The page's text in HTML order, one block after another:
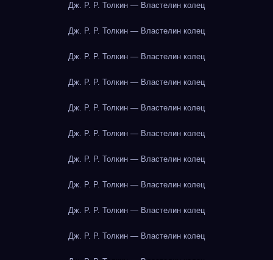
Дж. Р. Р. Толкин — Властелин колец
Дж. Р. Р. Толкин — Властелин колец
Дж. Р. Р. Толкин — Властелин колец
Дж. Р. Р. Толкин — Властелин колец
Дж. Р. Р. Толкин — Властелин колец
Дж. Р. Р. Толкин — Властелин колец
Дж. Р. Р. Толкин — Властелин колец
Дж. Р. Р. Толкин — Властелин колец
Дж. Р. Р. Толкин — Властелин колец
Дж. Р. Р. Толкин — Властелин колец